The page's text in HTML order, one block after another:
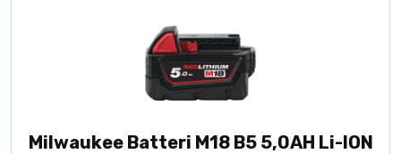
Milwaukee Batteri M18 B5 5,0AH Li-ION